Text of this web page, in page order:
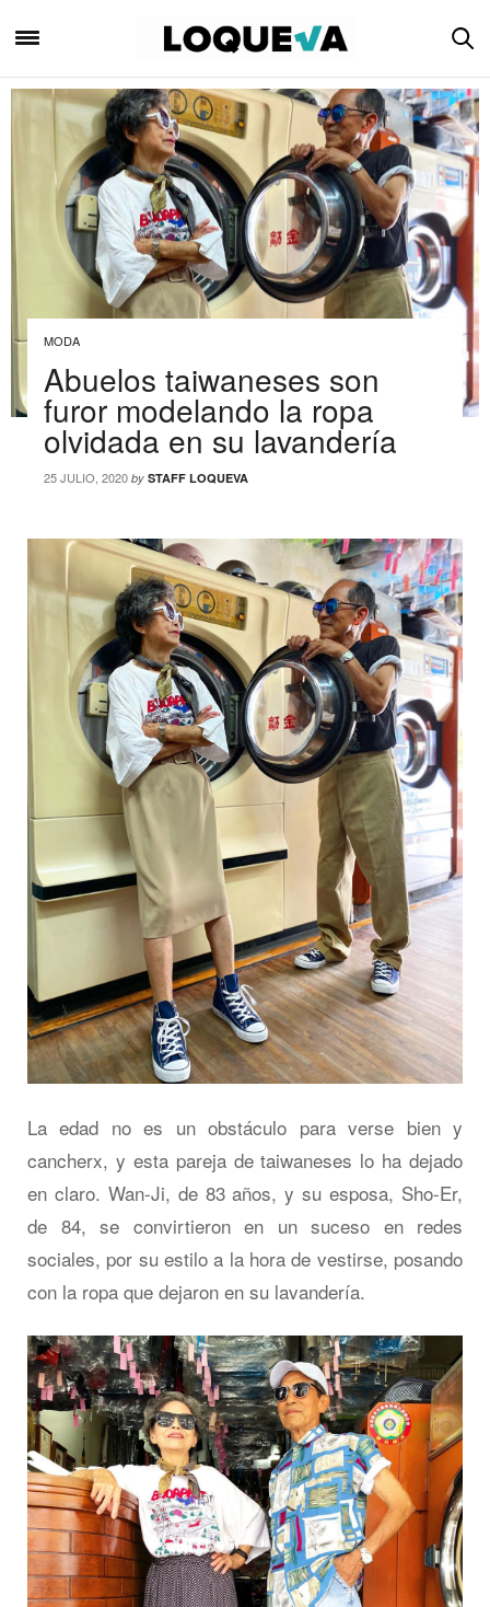
MODA
Abuelos taiwaneses son
furor modelando la ropa
olvidada en su lavandería
25 JULIO, 2020 by STAFF LOQUEVA
La edad no es un obstáculo para verse bien y
cancherx, y esta pareja de taiwaneses lo ha dejado
en claro. Wan-Ji, de 83 años, y su esposa, Sho-Er,
de 84, se convirtieron en un suceso en redes
sociales, por su estilo a la hora de vestirse, posando
con la ropa que dejaron en su lavandería.